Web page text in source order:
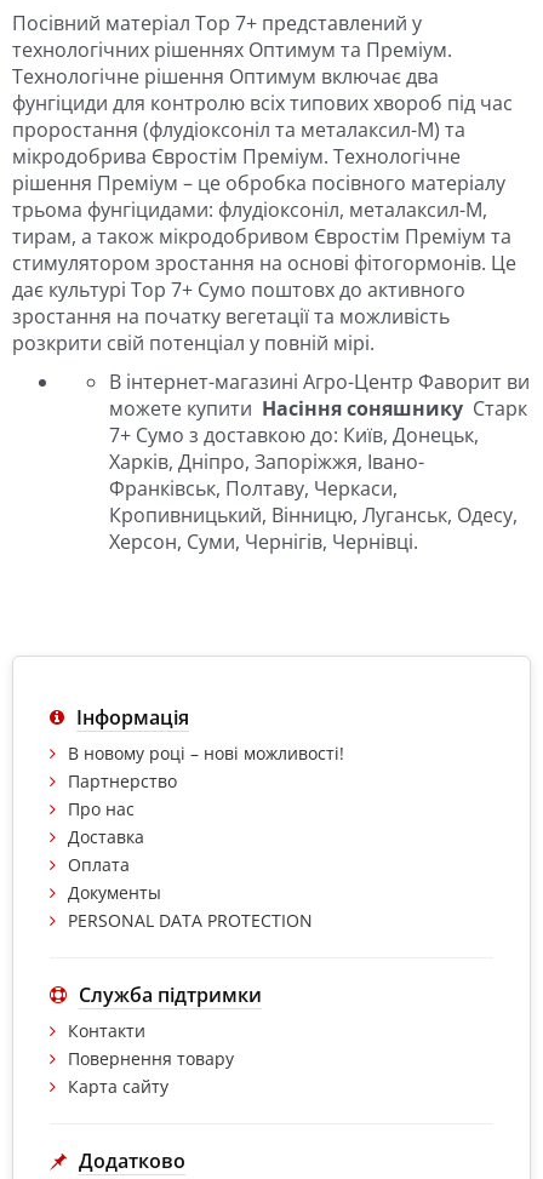
Посівний матеріал Тор 7+ представлений у
технологічних рішеннях Оптимум та Преміум.
Технологічне рішення Оптимум включає два
фунгіциди для контролю всіх типових хвороб під час
проростання (флудіоксоніл та металаксил-М) та
мікродобрива Євростім Преміум. Технологічне
рішення Преміум – це обробка посівного матеріалу
трьома фунгіцидами: флудіоксоніл, металаксил-М,
тирам, а також мікродобривом Євростім Преміум та
стимулятором зростання на основі фітогормонів. Це
дає культурі Тор 7+ Сумо поштовх до активного
зростання на початку вегетації та можливість
розкрити свій потенціал у повній мірі.
В інтернет-магазині Агро-Центр Фаворит ви
можете купити Насіння соняшнику Старк
7+ Сумо з доставкою до: Київ, Донецьк,
Харків, Дніпро, Запоріжжя, Івано-
Франківськ, Полтаву, Черкаси,
Кропивницький, Вінницю, Луганськ, Одесу,
Херсон, Суми, Чернігів, Чернівці.
Інформація
В новому році – нові можливості!
Партнерство
Про нас
Доставка
Оплата
Документы
PERSONAL DATA PROTECTION
Служба підтримки
Контакти
Повернення товару
Карта сайту
Додатково